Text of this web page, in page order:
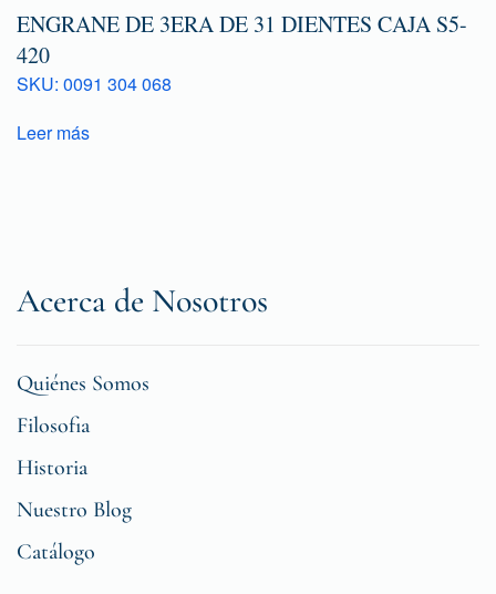
ENGRANE DE 3ERA DE 31 DIENTES CAJA S5-
420
SKU: 0091 304 068
Leer más
Acerca de Nosotros
Quiénes Somos
Filosofia
Historia
Nuestro Blog
Catálogo